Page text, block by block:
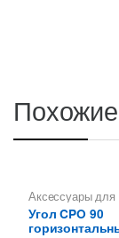
Похожие
Аксессуары для
металлических
для цельных,
Угол CPO 90